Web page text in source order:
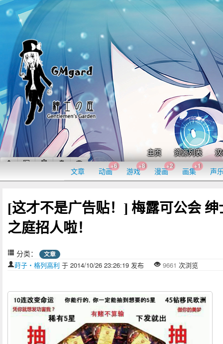
主页 资源列表
文章 动画
+6
游戏
+8
漫画
+2
画集
+1
声
[这才不是广告贴！] 梅露可公会 绅
之庭招人啦！
分类： 文章
莳子‧格列高利 于 2014/10/26 23:26:19 发布 9661 次浏览